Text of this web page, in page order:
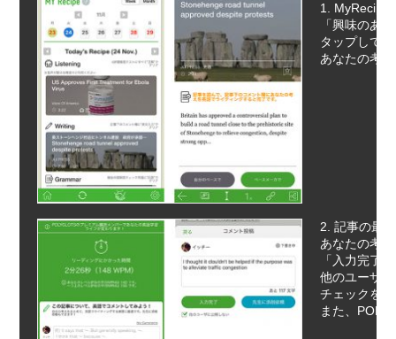
1. MyRecipe
「興味のあ
タップして
あなたの考
2. 記事の最
あなたの考
「入力完了
他のユーザ
チェックを
また、